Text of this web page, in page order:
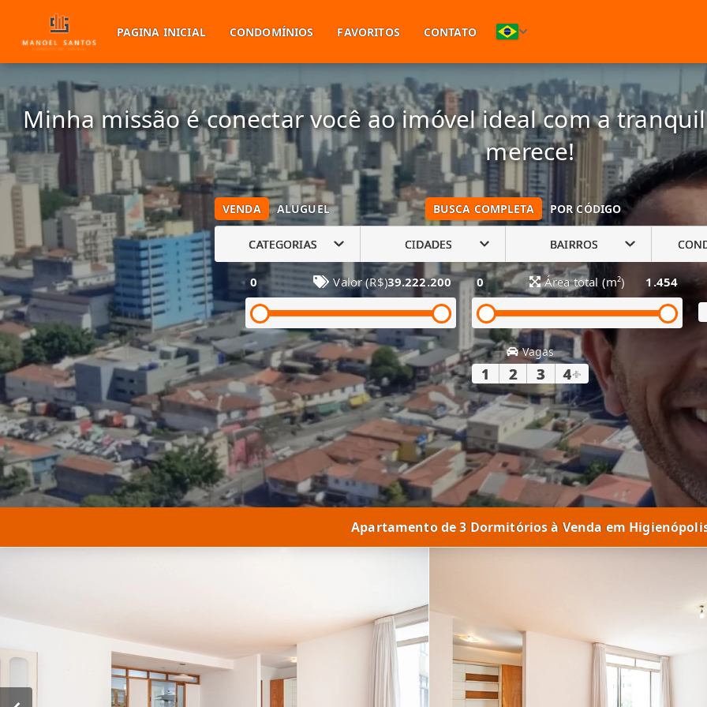
(11) 94748-1601
PAGINA INICIAL CONDOMÍNIOS FAVORITOS CONTATO
Minha missão é conectar você ao imóvel ideal com a
merece!
VENDA ALUGUEL BUSCA COMPLETA POR CÓDIGO
CATEGORIAS CIDADES BAIRROS
0 Valor (R$)39.222.200 0 Área total (m²) 1.454
Vagas
1 2 3 4+
Apartamento de 3 Dormitórios à Venda em